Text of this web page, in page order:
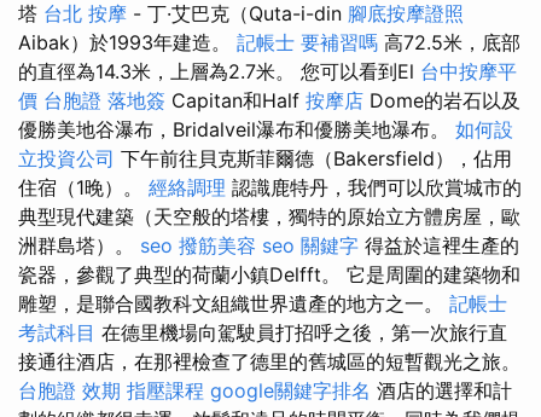
塔 台北 按摩 - 丁·艾巴克（Quta-i-din 腳底按摩證照
Aibak）於1993年建造。 記帳士 要補習嗎 高72.5米，底部
的直徑為14.3米，上層為2.7米。 您可以看到El 台中按摩平
價 台胞證 落地簽 Capitan和Half 按摩店 Dome的岩石以及
優勝美地谷瀑布，Bridalveil瀑布和優勝美地瀑布。 如何設
立投資公司 下午前往貝克斯菲爾德（Bakersfield），佔用
住宿（1晚）。 經絡調理 認識鹿特丹，我們可以欣賞城市的
典型現代建築（天空般的塔樓，獨特的原始立方體房屋，歐
洲群島塔）。 seo 撥筋美容 seo 關鍵字 得益於這裡生產的
瓷器，參觀了典型的荷蘭小鎮Delfft。 它是周圍的建築物和
雕塑，是聯合國教科文組織世界遺產的地方之一。 記帳士
考試科目 在德里機場向駕駛員打招呼之後，第一次旅行直
接通往酒店，在那裡檢查了德里的舊城區的短暫觀光之旅。
台胞證 效期 指壓課程 google關鍵字排名 酒店的選擇和計